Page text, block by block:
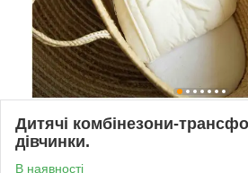
Дитячі комбінезони-
дівчинки.
В наявності